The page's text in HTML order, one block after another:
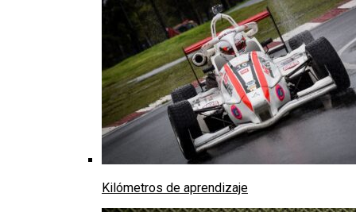
Kilómetros de aprendizaje